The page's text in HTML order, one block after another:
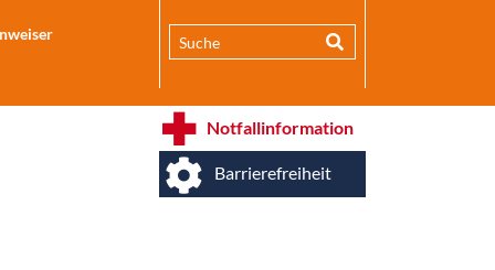
Notfallinformation
Barrierefreiheit